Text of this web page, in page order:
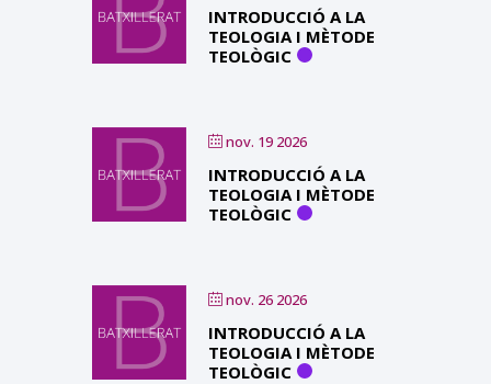
INTRODUCCIÓ A LA
TEOLOGIA I MÈTODE
TEOLÒGIC
nov. 19 2026
INTRODUCCIÓ A LA
TEOLOGIA I MÈTODE
TEOLÒGIC
nov. 26 2026
INTRODUCCIÓ A LA
TEOLOGIA I MÈTODE
TEOLÒGIC